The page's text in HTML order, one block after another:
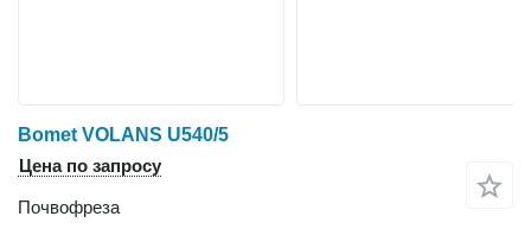
Bomet VOLANS U540/5
Цена по запросу
Почвофреза